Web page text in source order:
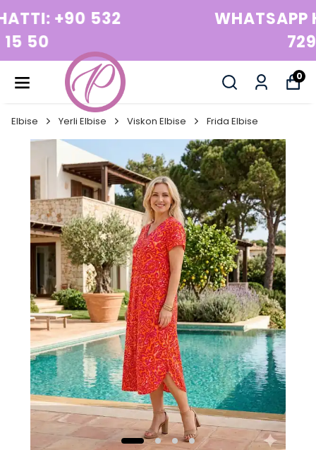
WHATSAPP HATTI: +90 532
0
Elbise Yerli Elbise Viskon Elbise Frida Elbise